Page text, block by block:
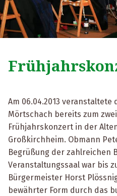
Am 06.04.2013 veranstaltete
Mörtschach bereits zum
Frühjahrskonzert in der
Großkirchheim. Obmann
Begrüßung der zahlreichen
Veranstaltungssaal war bis
Bürgermeister Horst
bewährter Form durch das